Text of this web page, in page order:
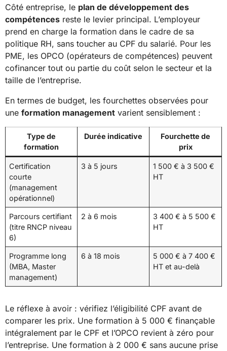
Côté entreprise, le plan de développement des
compétences reste le levier principal. L’employeur
prend en charge la formation dans le cadre de sa
politique RH, sans toucher au CPF du salarié. Pour les
PME, les OPCO (opérateurs de compétences) peuvent
cofinancer tout ou partie du coût selon le secteur et la
taille de l’entreprise.
En termes de budget, les fourchettes observées pour
une formation management varient sensiblement :
Type de
formation
Durée indicative
Fourchette de
prix
Certification
courte
(management
opérationnel)
3 à 5 jours
1 500 € à 3 500 €
HT
Parcours certifiant
(titre RNCP niveau
6)
2 à 6 mois
3 400 € à 5 500 €
HT
Programme long
(MBA, Master
management)
6 à 18 mois
5 000 € à 7 400 €
HT et au-delà
Le réflexe à avoir : vérifiez l’éligibilité CPF avant de
comparer les prix. Une formation à 5 000 € finançable
intégralement par le CPF et l’OPCO revient à zéro pour
l’entreprise. Une formation à 2 000 € sans aucune prise